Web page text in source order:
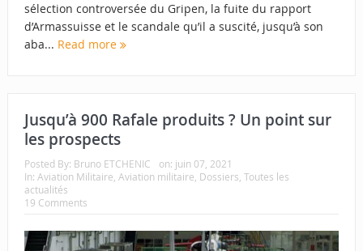
sélection controversée du Gripen, la fuite du rapport
d’Armassuisse et le scandale qu’il a suscité, jusqu’à son
aba... Read more
Jusqu’à 900 Rafale produits ? Un point sur
les prospects
Posted By: Bruno ETCHENIC on: juin 07, 2021
In: Aviation Militaire Aviation militaire Dossiers Toutes les
actualités
19 Comments